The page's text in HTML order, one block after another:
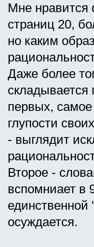
Мне нравится
страниц 20,
но каким
Даже более
первых,
глупости
- выглядит
Второе -
вспомниает в
осуждается.